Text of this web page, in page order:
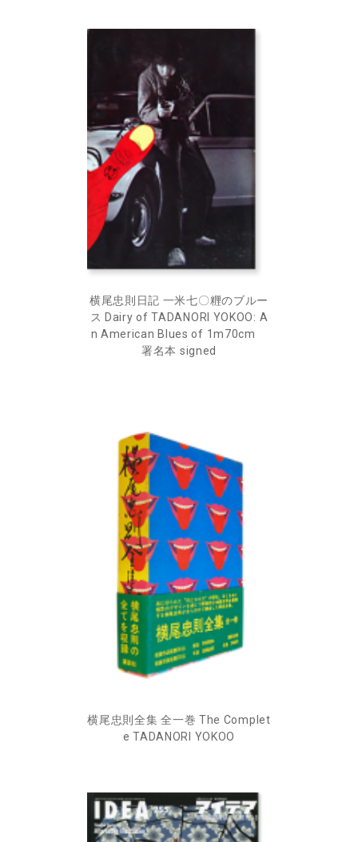
横尾忠則日記 一米七〇糎のブルー
ス Dairy of TADANORI YOKOO: A
n American Blues of 1m70cm
署名本 signed
横尾忠則全集 全一巻 The Complet
e TADANORI YOKOO